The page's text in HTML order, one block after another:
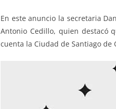
En este anuncio la secretaria
Antonio Cedillo, quien destacó
cuenta la Ciudad de Santiago de